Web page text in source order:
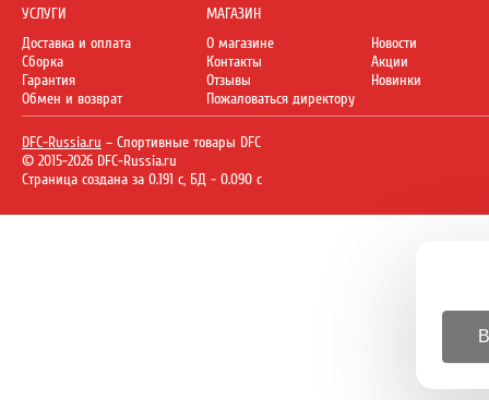
УСЛУГИ
Доставка и оплата
Сборка
Гарантия
Обмен и возврат
МАГАЗИН
О магазине
Контакты
Отзывы
Пожаловаться директору
Новости
Акции
Новинки
DFC-Russia.ru – Спортивные товары DFC
© 2015-2026 DFC-Russia.ru
Страница создана за 0.191 с, БД - 0.090 с